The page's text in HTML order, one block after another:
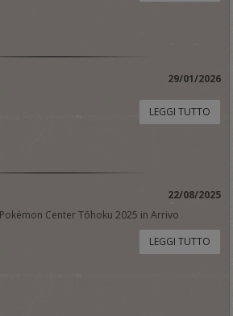
29/01/2026
LEGGI TUTTO
22/08/2025
Pokémon Center Tōhoku 2025 in Arrivo
LEGGI TUTTO